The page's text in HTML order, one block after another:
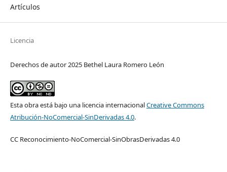
Artículos
Licencia
Derechos de autor 2025 Bethel Laura Romero León
Esta obra está bajo una licencia internacionalCreative Commons
Atribución-NoComercial-SinDerivadas 4.0.
CC Reconocimiento-NoComercial-SinObrasDerivadas 4.0